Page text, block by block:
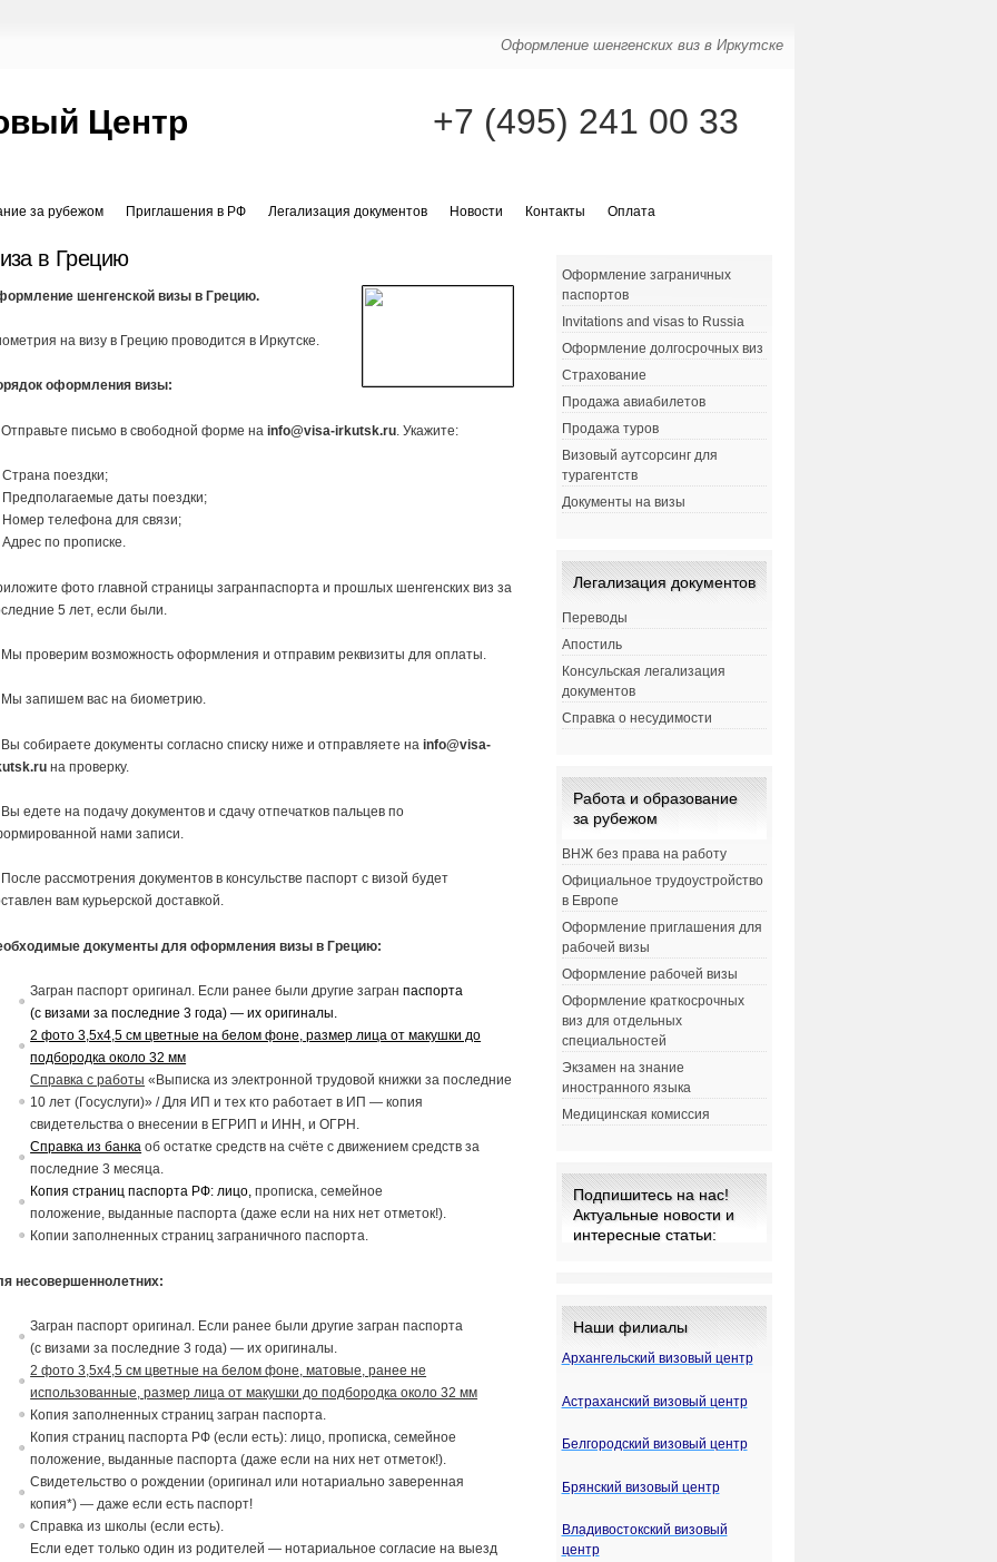
Оформление шенгенских виз в Иркутске
Центр +7 (495) 241 00 33
за рубежом Приглашения в РФ Легализация документов Новости Контакты Оплата
в Грецию
шенгенской визы в Грецию.
на визу в Грецию проводится в Иркутске.
оформления визы:
Отправьте письмо в свободной форме наinfo@visa-irkutsk.ru . Укажите:
поездки;
даты поездки;
телефона для связи;
по прописке.
фото главной страницы загранпаспорта и прошлых шенгенских виз за
5 лет, если были.
проверим возможность оформления и отправим реквизиты для оплаты.
запишем вас на биометрию.
собираете документы согласно списку ниже и отправляете наinfo@visa-
на проверку.
едете на подачу документов и сдачу отпечатков пальцев по
нами записи.
рассмотрения документов в консульстве паспорт с визой будет
вам курьерской доставкой.
документы для оформления визы в Грецию:
Загран паспорт оригинал. Если ранее были другие загранпаспорта
(свизами за последние 3 года) — их оригиналы.
2 фото 3,5х4,5 см цветные на белом фоне, размер лица от макушки до
подбородка около 32 мм
Справка с работы «Выписка из электронной трудовой книжки за последние
10 лет (Госуслуги)» / Для ИП и тех кто работает в ИП — копия
свидетельства о внесении в ЕГРИП и ИНН, и ОГРН.
Справка из банка об остатке средств на счёте с движением средств за
последние 3 месяца.
Копия страниц паспорта РФ: лицо, прописка, семейное
положение,выданные паспорта (даже если на них нет отметок!).
Копии заполненных страниц заграничного паспорта.
несовершеннолетних:
Загран паспорт оригинал. Если ранее были другие загран паспорта
(свизами за последние 3 года) — их оригиналы.
2 фото 3,5х4,5 см цветные на белом фоне, матовые, ранее не
использованные, размер лица от макушки до подбородка около 32 мм
Копия заполненных страниц загран паспорта.
Копия страниц паспорта РФ (если есть): лицо, прописка, семейное
положение,выданные паспорта (даже если на них нет отметок!).
Свидетельство о рождении (оригинал или нотариально заверенная
копия*) — даже если есть паспорт!
Справка из школы (если есть).
Если едет только один из родителей — нотариальное согласиена выезд
Оформление заграничных
паспортов
Invitations and visas to Russia
Оформление долгосрочных виз
Страхование
Продажа авиабилетов
Продажа туров
Визовый аутсорсинг для
турагентств
Документы на визы
Легализация документов
Переводы
Апостиль
Консульская легализация
документов
Справка о несудимости
Работа и образование
за рубежом
ВНЖ без права на работу
Официальное трудоустройство
в Европе
Оформление приглашения для
рабочей визы
Оформление рабочей визы
Оформление краткосрочных
виз для отдельных
специальностей
Экзамен на знание
иностранного языка
Медицинская комиссия
Подпишитесь на нас!
Актуальные новости и
интересные статьи:
Наши филиалы
Архангельский визовый центр
Астраханский визовый центр
Белгородский визовый центр
Брянский визовый центр
Владивостокский визовый
центр